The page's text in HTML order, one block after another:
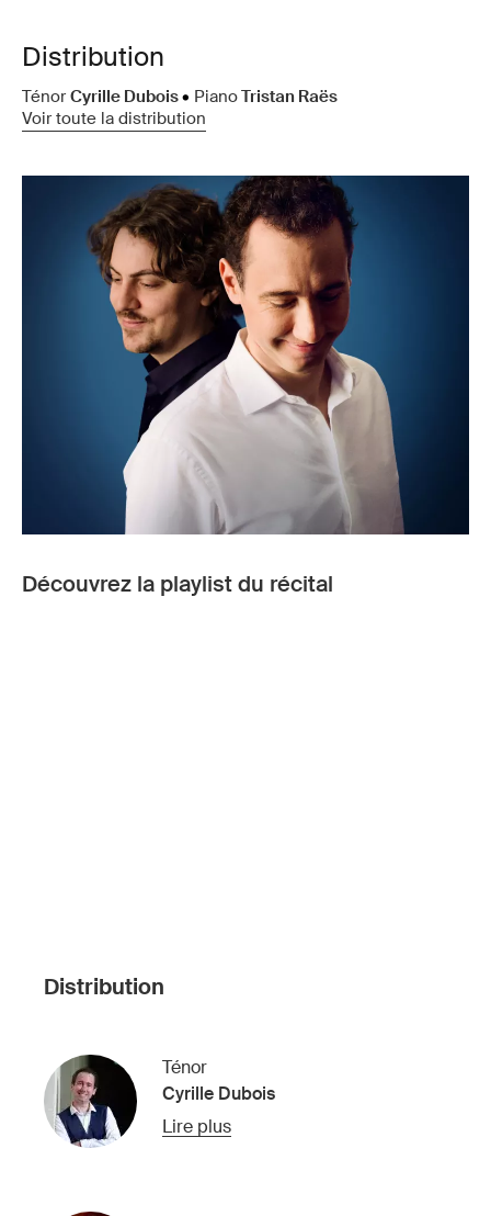
Distribution
Ténor Cyrille Dubois• PianoTristan Raës
Voir toute la distribution
Découvrez la playlist du récital
Distribution
Ténor
Cyrille Dubois
Lire plus